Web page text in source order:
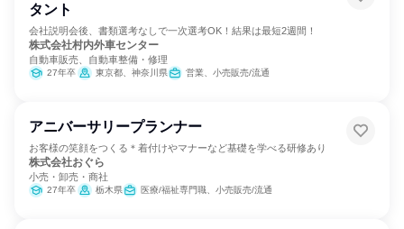
タント
会社説明会後、書類選考なしで一次選考OK！結果は最短2週間！
株式会社村内外車センター
自動車販売、自動車整備・修理
27年卒 東京都、神奈川県 営業、小売販売/流通
アニバーサリープランナー
お客様の笑顔をつくる＊着付けやマナーなど基礎を学べる研修あり
株式会社おぐら
小売・卸売・商社
27年卒 栃木県 医療/福祉専門職、小売販売/流通